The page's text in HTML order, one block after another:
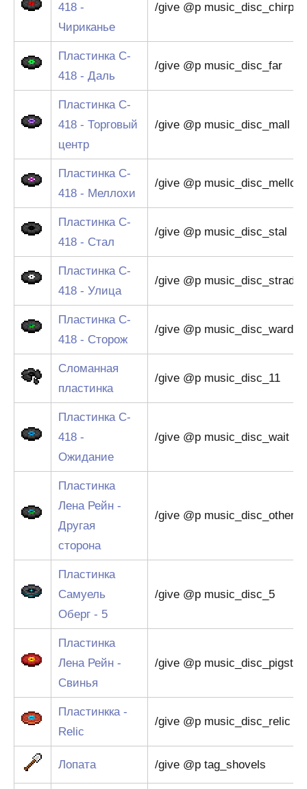
418 -
Чириканье
/give @p music_disc_chirp
Пластинка C-
418 - Даль
/give @p music_disc_far
Пластинка C-
418 - Торговый
центр
/give @p music_disc_mall
Пластинка C-
418 - Меллохи
/give @p music_disc_mellohi
Пластинка C-
418 - Стал
/give @p music_disc_stal
Пластинка C-
418 - Улица
/give @p music_disc_strad
Пластинка C-
418 - Сторож
/give @p music_disc_ward
Сломанная
пластинка
/give @p music_disc_11
Пластинка C-
418 -
Ожидание
/give @p music_disc_wait
Пластинка
Лена Рейн -
Другая
сторона
/give @p
Пластинка
Самуель
Оберг - 5
/give @p music_disc_5
Пластинка
Лена Рейн -
Свинья
/give @p music_disc_pigstep
Пластинкка -
Relic
/give @p music_disc_relic
Лопата /give @p tag_shovels